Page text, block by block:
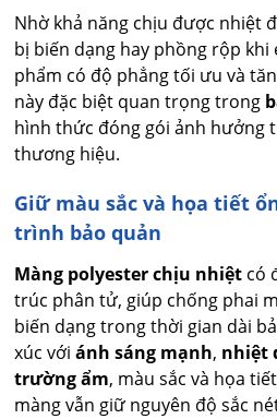
Nhờ khả năng chịu được nhiệt
bị biến dạng hay phồng rộp khi
phẩm có độ phẳng tối ưu và
này đặc biệt quan trọng trong
hình thức đóng gói ảnh hưởng
thương hiệu.
Giữ màu sắc và họa tiết
trình bảo quản
Màng polyester chịu nhiệt có
trúc phân tử, giúp chống phai
biến dạng trong thời gian dài
xúc vớiánh sáng mạnh, nhiệt
trường ẩm, màu sắc và họa
màng vẫn giữ nguyên độ sắc